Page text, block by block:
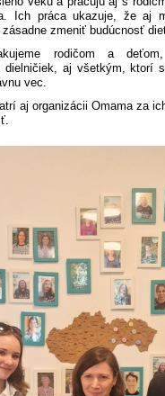
Ich práca ukazuje, že aj
zmeniť budúcnosť
rodičom a
dielničiek, aj všetkým, ktorí
vec.
aj organizácii Omama za